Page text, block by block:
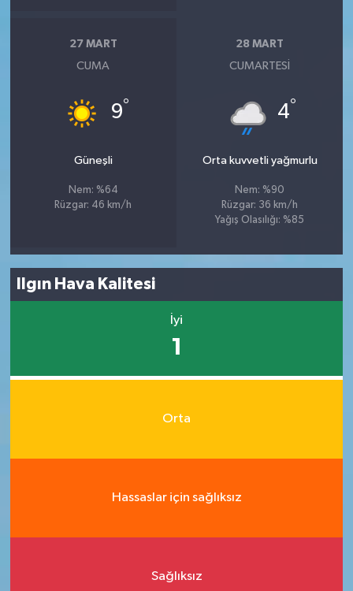
27 MART
CUMA
9°
Güneşli
Nem: %64
Rüzgar: 46 km/h
28 MART
CUMARTESI
4°
Orta kuvvetli yağmurlu
Nem: %90
Rüzgar: 36 km/h
Yağış Olasılığı: %85
Ilgın Hava Kalitesi
İyi
1
Orta
Hassaslar için sağlıksız
Sağlıksız